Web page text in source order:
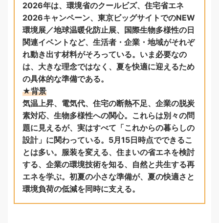
2026年は、環境省のクールビズ、住宅省エネ
2026キャンペーン、東京ビッグサイトでのNEW
環境展／地球温暖化防止展、国際生物多様性の日
関連イベントなど、生活者・企業・地域がそれぞ
れ動き出す材料がそろっている。いま必要なの
は、大きな理念ではなく、夏を快適に迎えるため
の具体的な準備である。
★背景
気温上昇、電気代、住宅の断熱不足、企業の脱炭
素対応、生物多様性への関心。これらは別々の問
題に見えるが、実はすべて「これからの暮らしの
設計」に関わっている。5月15日時点でできるこ
とは多い。服装を変える、住まいの省エネを検討
する、企業の環境技術を知る、自然と共生する再
エネを学ぶ。初夏の小さな準備が、夏の快適さと
環境負荷の低減を同時に支える。